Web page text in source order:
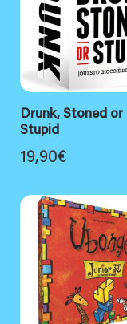
Drunk, Stoned or
Stupid
19,90€